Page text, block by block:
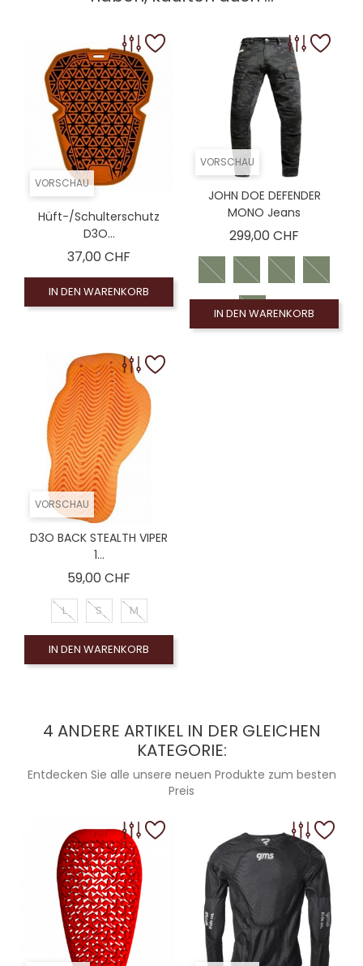
VORSCHAU
Hüft-/Schulterschutz
D3O...
37,00 CHF
IN DEN WARENKORB
VORSCHAU
JOHN DOE DEFENDER
MONO Jeans
299,00 CHF
IN DEN WARENKORB
VORSCHAU
D3O BACK STEALTH VIPER
1...
59,00 CHF
L S M
IN DEN WARENKORB
4 ANDERE ARTIKEL IN DER GLEICHEN
KATEGORIE:
Entdecken Sie alle unsere neuen Produkte zum besten
Preis